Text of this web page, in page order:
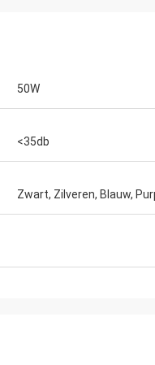
50W
<35db
Zwart, Zilveren, Blauw,